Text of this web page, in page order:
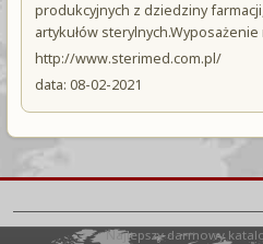
produkcyjnych z dziedziny
artykułów
http://www.sterimed.com.pl/
data: 08-02-2021
Najlepszy darmowy